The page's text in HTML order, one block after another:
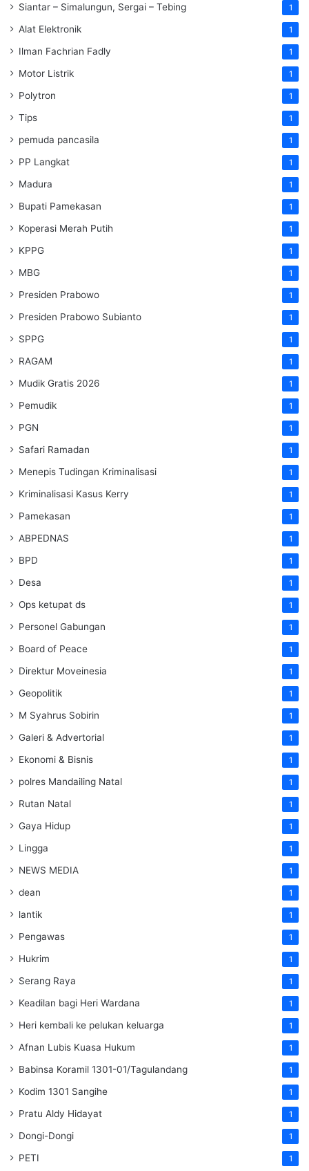
Siantar – Simalungun, Sergai – Tebing 1
Alat Elektronik 1
Ilman Fachrian Fadly 1
Motor Listrik 1
Polytron 1
Tips 1
pemuda pancasila 1
PP Langkat 1
Madura 1
Bupati Pamekasan 1
Koperasi Merah Putih 1
KPPG 1
MBG 1
Presiden Prabowo 1
Presiden Prabowo Subianto 1
SPPG 1
RAGAM 1
Mudik Gratis 2026 1
Pemudik 1
PGN 1
Safari Ramadan 1
Menepis Tudingan Kriminalisasi 1
Kriminalisasi Kasus Kerry 1
Pamekasan 1
ABPEDNAS 1
BPD 1
Desa 1
Ops ketupat ds 1
Personel Gabungan 1
Board of Peace 1
Direktur Moveinesia 1
Geopolitik 1
M Syahrus Sobirin 1
Galeri & Advertorial 1
Ekonomi & Bisnis 1
polres Mandailing Natal 1
Rutan Natal 1
Gaya Hidup 1
Lingga 1
NEWS MEDIA 1
dean 1
lantik 1
Pengawas 1
Hukrim 1
Serang Raya 1
Keadilan bagi Heri Wardana 1
Heri kembali ke pelukan keluarga 1
Afnan Lubis Kuasa Hukum 1
Babinsa Koramil 1301-01/Tagulandang 1
Kodim 1301 Sangihe 1
Pratu Aldy Hidayat 1
Dongi-Dongi 1
PETI 1